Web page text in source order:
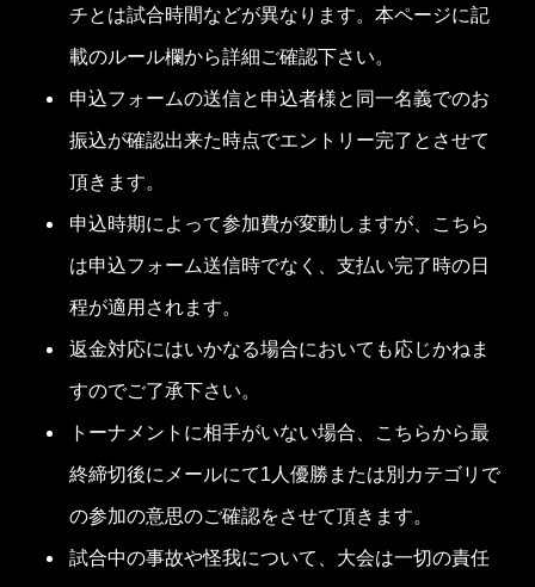
チとは試合時間などが異なります。本ページに記
載のルール欄から詳細ご確認下さい。
申込フォームの送信と申込者様と同一名義でのお
振込が確認出来た時点でエントリー完了とさせて
頂きます。
申込時期によって参加費が変動しますが、こちら
は申込フォーム送信時でなく、支払い完了時の日
程が適用されます。
返金対応にはいかなる場合においても応じかねま
すのでご了承下さい。
トーナメントに相手がいない場合、こちらから最
終締切後にメールにて1人優勝または別カテゴリで
の参加の意思のご確認をさせて頂きます。
試合中の事故や怪我について、大会は一切の責任